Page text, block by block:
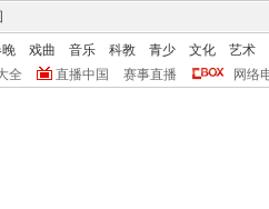
戏曲 音乐 科教 青少 文化
艺术
全 直播中国 赛事直播 网络